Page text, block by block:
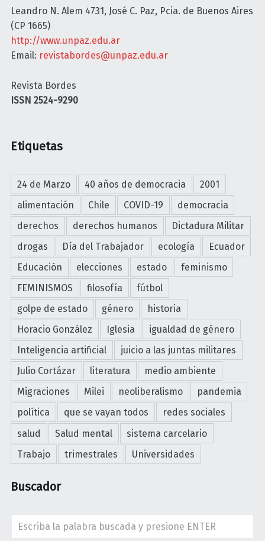
o
n
Leandro N. Alem 4731, José C. Paz, Pcia. de Buenos Aires
(CP 1665)
http://www.unpaz.edu.ar
Email: revistabordes@unpaz.edu.ar
Revista Bordes
ISSN 2524-9290
Etiquetas
24 de Marzo 40 años de democracia
2001
alimentación
Chile COVID-19
democracia
derechos
derechos humanos
Dictadura Militar
drogas
Día del Trabajador ecología
Ecuador
Educación
elecciones estado
feminismo
FEMINISMOS
filosofía
fútbol
golpe de estado
género
historia
Horacio González
Iglesia
igualdad de género
Inteligencia artificial
juicio a las juntas militares
Julio Cortázar
literatura
medio ambiente
Migraciones
Milei neoliberalismo
pandemia
política
que se vayan todos
redes sociales
salud
Salud mental
sistema carcelario
Trabajo
trimestrales Universidades
Buscador
Search